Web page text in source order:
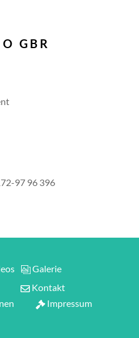
GBR
97 96 396
Galerie
Kontakt
Impressum